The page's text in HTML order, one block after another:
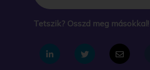
Tetszik? Osszd meg másokkal!